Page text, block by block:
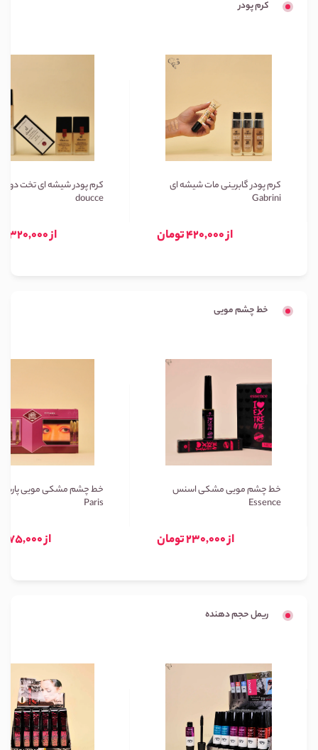
کرم پودر
کرم پودر گابرینی مات شیشه ای
Gabrini
از 420,000 تومان
کرم پودر شیشه ای تخت
doucce
از 320,000 تومان
خط چشم مویی
خط چشم مویی مشکی اسنس
Essence
از 230,000 تومان
خط چشم مشکی مویی
Paris
از 75,000 تومان
ریمل حجم دهنده